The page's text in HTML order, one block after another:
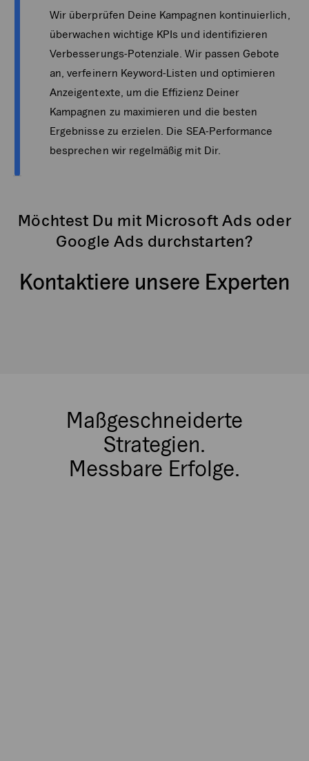
Wir überprüfen Deine Kampagnen kontinuierlich,
überwachen wichtige KPIs und identifizieren
Verbesserungs-Potenziale. Wir passen Gebote
an, verfeinern Keyword-Listen und optimieren
Anzeigentexte, um die Effizienz Deiner
Kampagnen zu maximieren und die besten
Ergebnisse zu erzielen. Die SEA-Performance
besprechen wir regelmäßig mit Dir.
Möchtest Du mit Microsoft Ads oder
Google Ads durchstarten?
Kontaktiere unsere Experten
Maßgeschneiderte
Strategien.
Messbare Erfolge.